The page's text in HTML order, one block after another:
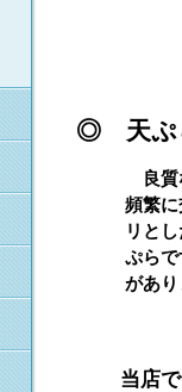
当店で
良質
頻繁
リと
ぷら
があ
◎ 天ぷ